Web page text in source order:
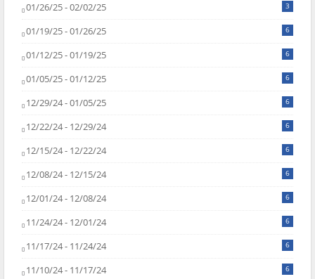
01/26/25 - 02/02/25 3
01/19/25 - 01/26/25 6
01/12/25 - 01/19/25 6
01/05/25 - 01/12/25 6
12/29/24 - 01/05/25 6
12/22/24 - 12/29/24 6
12/15/24 - 12/22/24 6
12/08/24 - 12/15/24 6
12/01/24 - 12/08/24 6
11/24/24 - 12/01/24 6
11/17/24 - 11/24/24 6
11/10/24 - 11/17/24 6